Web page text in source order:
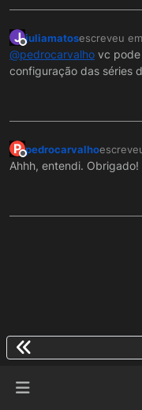
J
Offline
juliamatosescreveu em
última edição
@pedrocarvalho vc pode
configuração das séries
P
Offline
pedrocarvalho
última
Ahhh, entendi. Obrigado!